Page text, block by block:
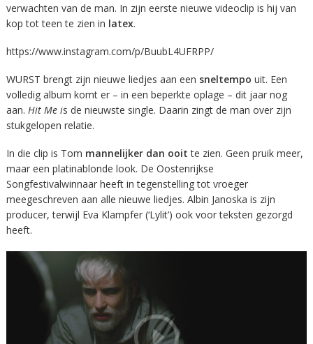
verwachten van de man. In zijn eerste nieuwe videoclip is hij van
kop tot teen te zien in latex.
https://www.instagram.com/p/BuubL4UFRPP/
WURST brengt zijn nieuwe liedjes aan een sneltempo uit. Een
volledig album komt er – in een beperkte oplage – dit jaar nog
aan. Hit Me is de nieuwste single. Daarin zingt de man over zijn
stukgelopen relatie.
In die clip is Tom mannelijker dan ooit te zien. Geen pruik meer,
maar een platinablonde look. De Oostenrijkse
Songfestivalwinnaar heeft in tegenstelling tot vroeger
meegeschreven aan alle nieuwe liedjes. Albin Janoska is zijn
producer, terwijl Eva Klampfer (‘Lylit’) ook voor teksten gezorgd
heeft.